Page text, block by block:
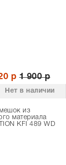
р 1 900 р
Нет в наличии
из
материала
KFI 489 WD